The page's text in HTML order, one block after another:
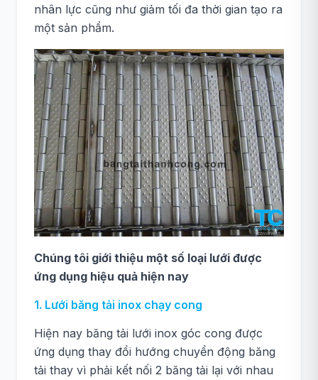
nhân lực cũng như giảm tối đa thời gian tạo ra
một sản phẩm.
Chúng tôi giới thiệu một số loại lưới được
ứng dụng hiệu quả hiện nay
1. Lưới băng tải inox chạy cong
Hiện nay băng tải lưới inox góc cong được
ứng dụng thay đổi hướng chuyển động băng
tải thay vì phải kết nối 2 băng tải lại với nhau